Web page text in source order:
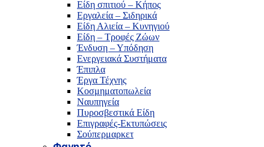
Είδη σπιτιού – Κήπος
Εργαλεία – Σιδηρικά
Είδη Αλιεία – Κυνηγιού
Είδη – Τροφές Ζώων
Ένδυση – Υπόδηση
Ενεργειακά Συστήματα
Έπιπλα
Έργα Τέχνης
Κοσμηματοπωλεία
Ναυπηγεία
Πυροσβεστικά Είδη
Επιγραφές-Εκτυπώσεις
Σούπερμαρκετ